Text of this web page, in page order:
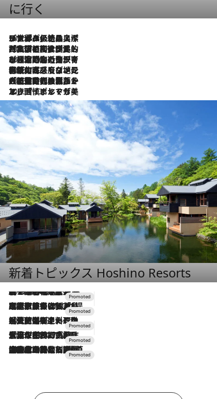
に行く
2026.8.8
リスボンの絶品スイーツ「パステル・デ・ナタ」とは？ポルトガル伝統の奥深い世界へ
2026.7.27
「私の祖国はポルトガル語です」国民的詩人フェルナンド・ペソアと、彼が愛した文学の街を歩く
2026.7.26
ポルトガル近海が育む極上の海の幸。キリリと冷えた白ワインと愉しむ、シーフード専門店の贅沢
2026.7.22
伝統の味をモダンに昇華。高感度な地元客が集う、リスボンの最旬ガストロノミー
2026.7.21
大航海時代の栄華から、震災、独裁、そして革命へ。ポルトガル・首都リスボンの石畳に刻まれた「歴史の光と影」
2026.7.13
エッセイ・ヤマザキマリ「慎ましくも美しき国 ポルトガル」
新着トピックス Hoshino Resorts
2026.8.7
【トンボの足水浴】ヒノキの香りに包まれて涼感マックス！約13℃の湧水かけ流しを避暑地「星野温泉 トンボの湯」で体験
2026.7.31
【ホテル帰省】という選択肢をOMOが提案。家族とほどよい距離を保つには「昼は実家、夜は気兼ねなくホテルで！」
2026.7.24
【夏限定ディナーコース】旬を迎える稚鮎や花ズッキーニなどをイタリア・トスカーナの郷土料理の手法で満喫！
2026.7.17
「土佐和ハーブかき氷」がOMO7高知に登場！生姜、山椒、大葉など目にも舌にも涼を呼ぶ郷土の味
2026.7.10
NEW OPEN！【界 草津】名湯の地に誕生。趣の異なる2種の温泉と上州ならではの会席・蕎麦割烹など美食を味わう究極の癒やし旅